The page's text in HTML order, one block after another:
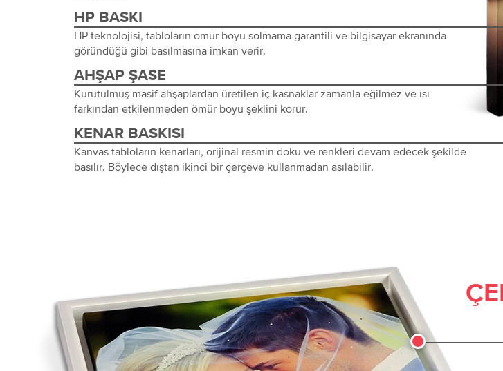
HP BASKI
HP teknolojisi, tabloların ömür boyu solmama garantili ve bilgisayar ekranında
göründüğü gibi basılmasına imkan verir.
AHŞAP ŞASE
Kurutulmuş masif ahşaplardan üretilen iç kasnaklar zamanla eğilmez ve ısı
farkından etkilenmeden ömür boyu şeklini korur.
KENAR BASKISI
Kanvas tabloların kenarları, orijinal resmin doku ve renkleri devam edecek şekilde
basılır. Böylece dıştan ikinci bir çerçeve kullanmadan asılabilir.